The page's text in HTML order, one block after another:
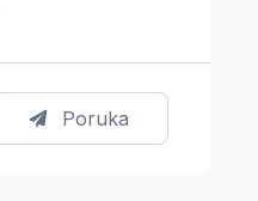
Poruka